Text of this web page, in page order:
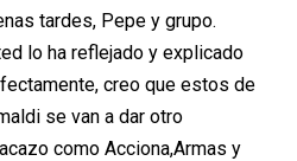
tardes, Pepe y grupo.
lo ha reflejado y explicado
creo que estos de
se van a dar otro
como Acciona,Armas y